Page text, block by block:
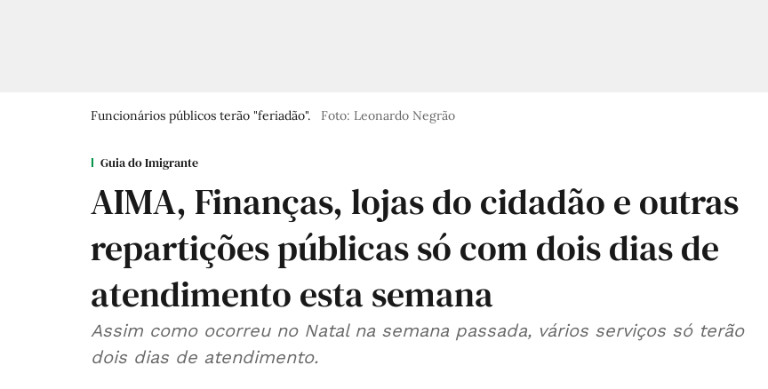
Funcionários públicos terão "feriadão". Foto: Leonardo Negrão
Guia do Imigrante
AIMA, Finanças, lojas do cidadão e outras
repartições públicas só com dois dias de
atendimento esta semana
Assim como ocorreu no Natal na semana passada, vários serviços só terão
dois dias de atendimento.